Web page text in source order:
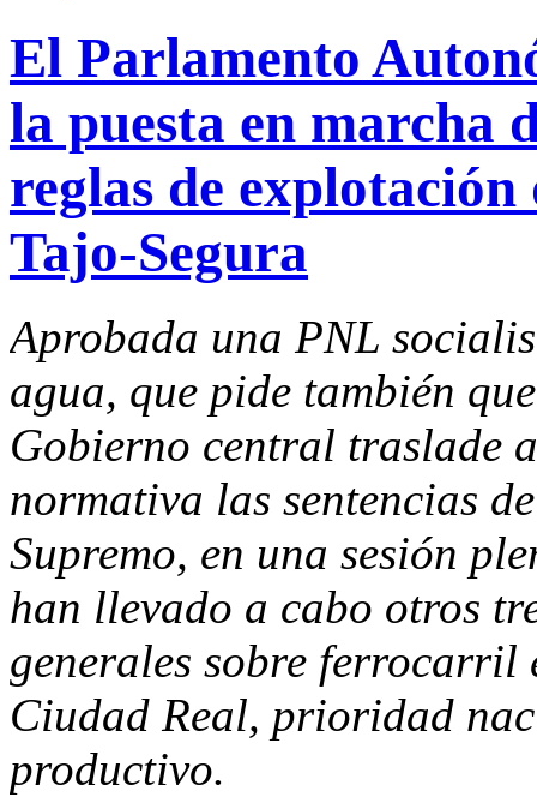
El Parlamento
la puesta en marcha
reglas de explotación
Tajo-Segura
Aprobada una PNL
agua, que pide también
Gobierno central traslade
normativa las sentencias
Supremo, en una sesión
han llevado a cabo otros
generales sobre ferrocarril
Ciudad Real, prioridad
productivo.